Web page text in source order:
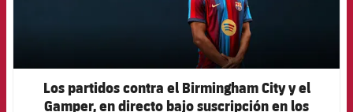
Los partidos contra el Birmingham City y el
Gamper, en directo bajo suscripción en los